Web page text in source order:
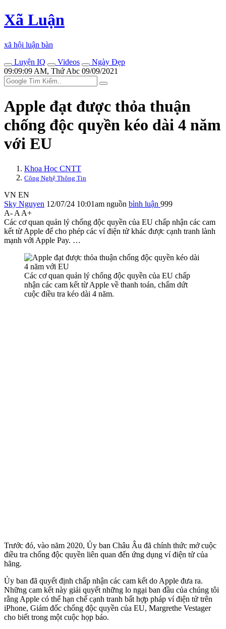
Xã Luận
xã hội luận bàn
Luyện IQ
Videos
Ngày Đẹp
09:09:09 AM, Thứ Abc 09/09/2021
Apple đạt được thỏa thuận
chống độc quyền kéo dài 4 năm
với EU
Khoa Học CNTT
Công Nghệ Thông Tin
VN EN
Sky Nguyen 12/07/24 10:01am nguồn bình luận 999
A- A A+
Các cơ quan quản lý chống độc quyền của EU chấp nhận các cam
kết từ Apple để cho phép các ví điện tử khác được cạnh tranh lành
mạnh với Apple Pay. …
Các cơ quan quản lý chống độc quyền của EU chấp
nhận các cam kết từ Apple về thanh toán, chấm dứt
cuộc điều tra kéo dài 4 năm.
Trước đó, vào năm 2020, Ủy ban Châu Âu đã chính thức mở cuộc
điều tra chống độc quyền liên quan đến ứng dụng ví điện tử của
hãng.
Ủy ban đã quyết định chấp nhận các cam kết do Apple đưa ra.
Những cam kết này giải quyết những lo ngại ban đầu của chúng tôi
rằng Apple có thể hạn chế cạnh tranh bất hợp pháp ví điện tử trên
iPhone, Giám đốc chống độc quyền của EU, Margrethe Vestager
cho biết trong một cuộc họp báo.